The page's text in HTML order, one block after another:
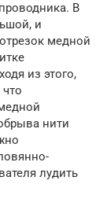
В
и
медной
из этого,
нити
лудить